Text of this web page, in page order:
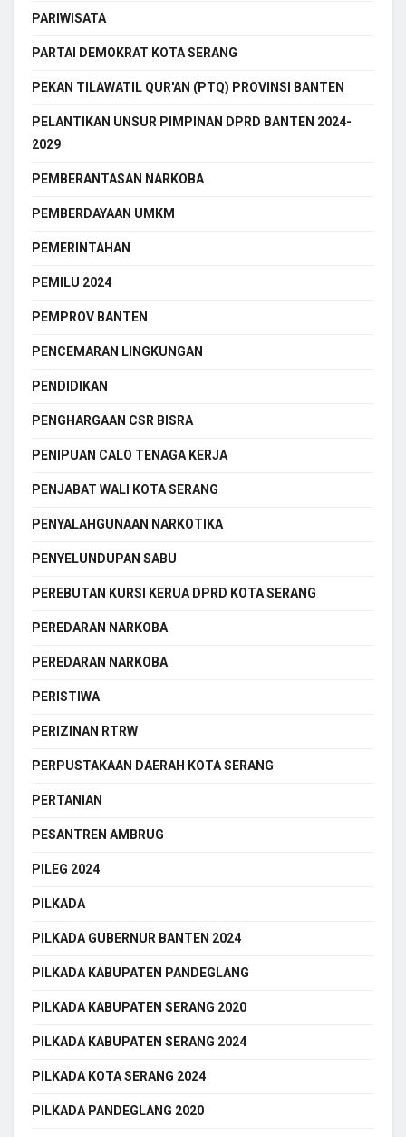
PARIWISATA
PARTAI DEMOKRAT KOTA SERANG
PEKAN TILAWATIL QUR'AN (PTQ) PROVINSI BANTEN
PELANTIKAN UNSUR PIMPINAN DPRD BANTEN 2024-
2029
PEMBERANTASAN NARKOBA
PEMBERDAYAAN UMKM
PEMERINTAHAN
PEMILU 2024
PEMPROV BANTEN
PENCEMARAN LINGKUNGAN
PENDIDIKAN
PENGHARGAAN CSR BISRA
PENIPUAN CALO TENAGA KERJA
PENJABAT WALI KOTA SERANG
PENYALAHGUNAAN NARKOTIKA
PENYELUNDUPAN SABU
PEREBUTAN KURSI KERUA DPRD KOTA SERANG
PEREDARAN NARKOBA
PEREDARAN NARKOBA
PERISTIWA
PERIZINAN RTRW
PERPUSTAKAAN DAERAH KOTA SERANG
PERTANIAN
PESANTREN AMBRUG
PILEG 2024
PILKADA
PILKADA GUBERNUR BANTEN 2024
PILKADA KABUPATEN PANDEGLANG
PILKADA KABUPATEN SERANG 2020
PILKADA KABUPATEN SERANG 2024
PILKADA KOTA SERANG 2024
PILKADA PANDEGLANG 2020